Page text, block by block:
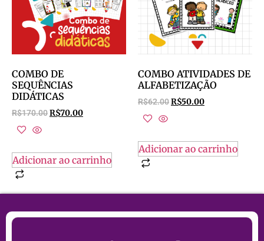
COMBO DE
SEQUÊNCIAS
DIDÁTICAS
R$170.00R$70.00
Adicionar ao carrinho
COMBO ATIVIDADES DE
ALFABETIZAÇÃO
R$62.00R$50.00
Adicionar ao carrinho